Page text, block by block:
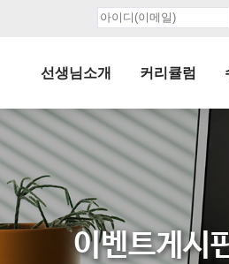
선생님소개 커리큘럼
이벤트게시